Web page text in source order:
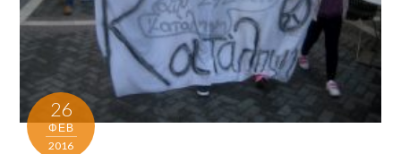
26
ΦΕΒ
2016